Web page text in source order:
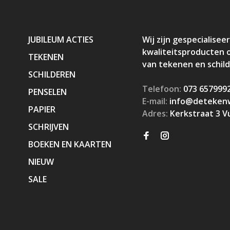
JUBILEUM ACTIES
TEKENEN
SCHILDEREN
PENSELEN
PAPIER
SCHRIJVEN
BOEKEN EN KAARTEN
NIEUW
SALE
Wij zijn
kwaliteitsproducten
van tekenen en
Telefoon: 073
E-mail:
Adres: Kerkstraat 3